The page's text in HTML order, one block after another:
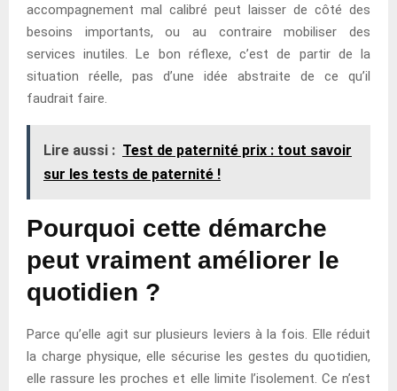
accompagnement mal calibré peut laisser de côté des
besoins importants, ou au contraire mobiliser des
services inutiles. Le bon réflexe, c’est de partir de la
situation réelle, pas d’une idée abstraite de ce qu’il
faudrait faire.
Lire aussi : Test de paternité prix : tout savoir
sur les tests de paternité !
Pourquoi cette démarche
peut vraiment améliorer le
quotidien ?
Parce qu’elle agit sur plusieurs leviers à la fois. Elle réduit
la charge physique, elle sécurise les gestes du quotidien,
elle rassure les proches et elle limite l’isolement. Ce n’est